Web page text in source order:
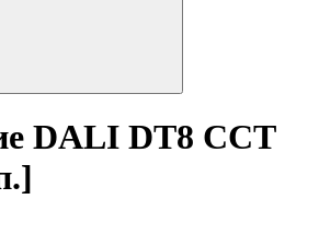
DALI DT8 CCT